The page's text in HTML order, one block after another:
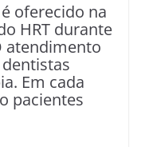
oferecido na
HRT durante
atendimento
Em cada
pacientes